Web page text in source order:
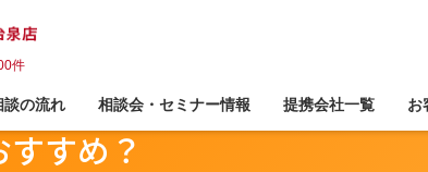
件
談の流れ 相談会・セミナー情報 提携会社一覧 お
台で家づくりを検討中の方
は
すすめ？